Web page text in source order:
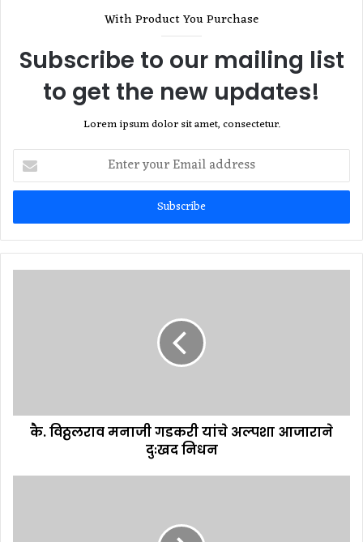
With Product You Purchase
Subscribe to our mailing list
to get the new updates!
Lorem ipsum dolor sit amet, consectetur.
Enter
your
Email
कै. विठ्ठलराव मनाजी गडकरी यांचे अल्पशा आजाराने
दुःखद निधन